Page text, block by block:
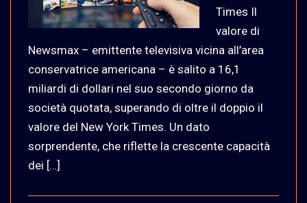
Times Il
valore di
Newsmax – emittente televisiva vicina all’area
conservatrice americana – è salito a 16,1
miliardi di dollari nel suo secondo giorno da
società quotata, superando di oltre il doppio il
valore del New York Times. Un dato
sorprendente, che riflette la crescente capacità
dei […]